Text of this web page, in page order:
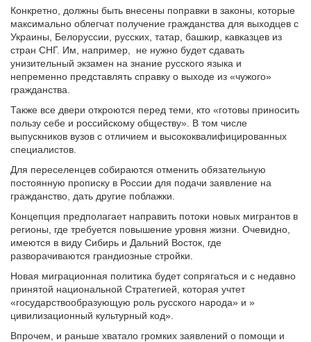
Конкретно, должны быть внесены поправки в законы, которые
максимально облегчат получение гражданства для выходцев с
Украины, Белоруссии, русских, татар, башкир, кавказцев из
стран СНГ. Им, например, не нужно будет сдавать
унизительный экзамен на знание русского языка и
непременно представлять справку о выходе из «чужого»
гражданства.
Также все двери откроются перед теми, кто «готовы приносить
пользу себе и российскому обществу». В том числе
выпускников вузов с отличием и высококвалифицированных
специалистов.
Для переселенцев собираются отменить обязательную
постоянную прописку в России для подачи заявление на
гражданство, дать другие поблажки.
Концепция предполагает направить потоки новых мигрантов в
регионы, где требуется повышение уровня жизни. Очевидно,
имеются в виду Сибирь и Дальний Восток, где
разворачиваются грандиозные стройки.
Новая миграционная политика будет сопрягаться и с недавно
принятой национальной Стратегией, которая учтет
«государствообразующую роль русского народа» и »
цивилизационный культурный код».
Впрочем, и раньше хватало громких заявлений о помощи и